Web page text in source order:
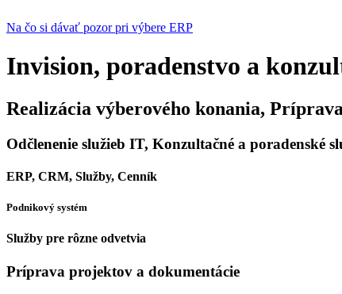
Na čo si dávať pozor pri výbere ERP
Invision, poradenstvo a
Realizácia výberového konania,
Odčlenenie služieb IT, Konzultačné a poradenské
ERP, CRM, Služby, Cenník
Podnikový systém
Služby pre rôzne odvetvia
Príprava projektov a dokumentácie